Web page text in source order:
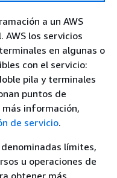
a un AWS
los servicios
en algunas o
con el servicio:
pila y terminales
puntos de
más información,
de servicio.
límites,
u operaciones de
obtener más